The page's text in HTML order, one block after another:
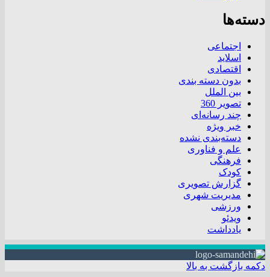
دسته‌ها
اجتماعی
اسلاید
اقتصادی
بدون دسته بندی
بین الملل
تصویر 360
چند رسانه‌ای
خبر ویژه
دسته‌بندی نشده
علم و فناوری
فرهنگی
کودک
گزارش تصویری
مدیریت شهری
ورزشی
ویدئو
یادداشت
دکمه بازگشت به بالا